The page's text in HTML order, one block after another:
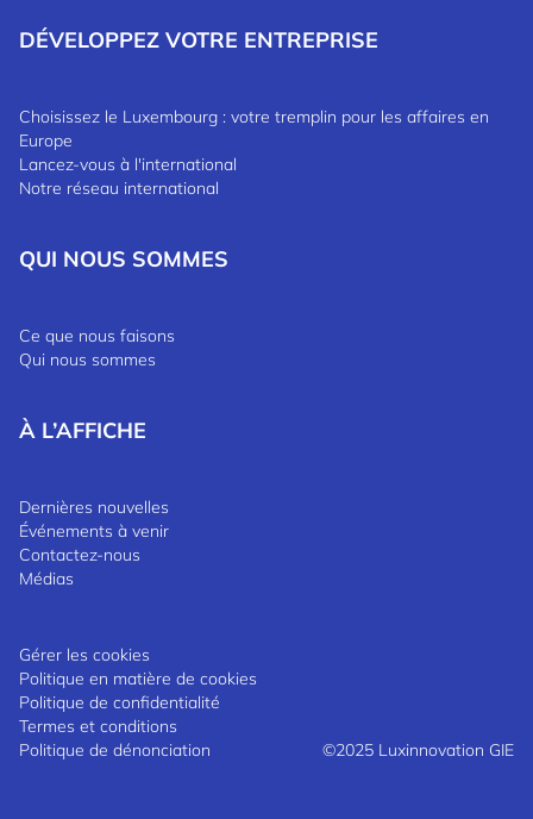
DÉVELOPPEZ VOTRE ENTREPRISE
Choisissez le Luxembourg : votre tremplin pour les affaires en
Europe
Lancez-vous à l'international
Notre réseau international
QUI NOUS SOMMES
Ce que nous faisons
Qui nous sommes
À L’AFFICHE
Dernières nouvelles
Événements à venir
Contactez-nous
Médias
Gérer les cookies
Politique en matière de cookies
Politique de confidentialité
Termes et conditions
Politique de dénonciation
©2025 Luxinnovation GIE